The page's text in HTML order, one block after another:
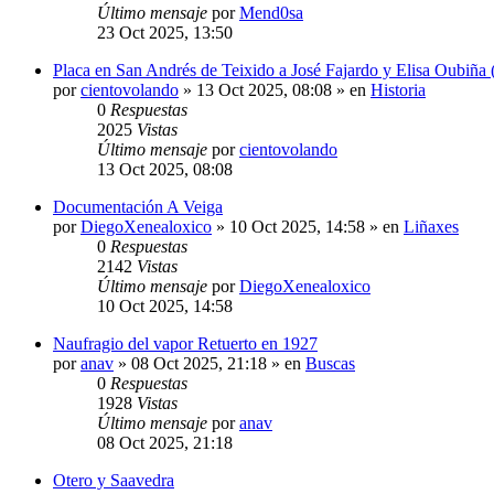
Último mensaje porMend0sa
23 Oct 2025, 13:50
Placa en San Andrés de Teixido a José Fajardo y Elisa Oubiña
porcientovolando » 13 Oct 2025, 08:08 » en Historia
0 Respuestas
2025 Vistas
Último mensaje porcientovolando
13 Oct 2025, 08:08
Documentación A Veiga
porDiegoXenealoxico » 10 Oct 2025, 14:58 » en Liñaxes
0 Respuestas
2142 Vistas
Último mensaje porDiegoXenealoxico
10 Oct 2025, 14:58
Naufragio del vapor Retuerto en 1927
poranav » 08 Oct 2025, 21:18 » en Buscas
0 Respuestas
1928 Vistas
Último mensaje poranav
08 Oct 2025, 21:18
Otero y Saavedra